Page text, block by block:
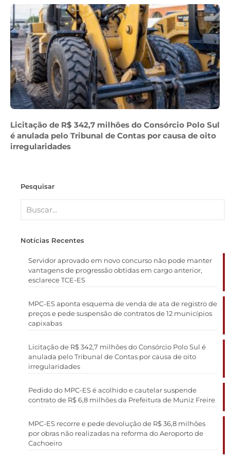
Licitação de R$ 342,7 milhões do Consórcio Polo Sul
é anulada pelo Tribunal de Contas por causa de oito
irregularidades
Pesquisar
Notícias Recentes
Servidor aprovado em novo concurso não pode manter
vantagens de progressão obtidas em cargo anterior,
esclarece TCE-ES
MPC-ES aponta esquema de venda de ata de registro de
preços e pede suspensão de contratos de 12 municípios
capixabas
Licitação de R$ 342,7 milhões do Consórcio Polo Sul é
anulada pelo Tribunal de Contas por causa de oito
irregularidades
Pedido do MPC-ES é acolhido e cautelar suspende
contrato de R$ 6,8 milhões da Prefeitura de Muniz Freire
MPC-ES recorre e pede devolução de R$ 36,8 milhões
por obras não realizadas na reforma do Aeroporto de
Cachoeiro